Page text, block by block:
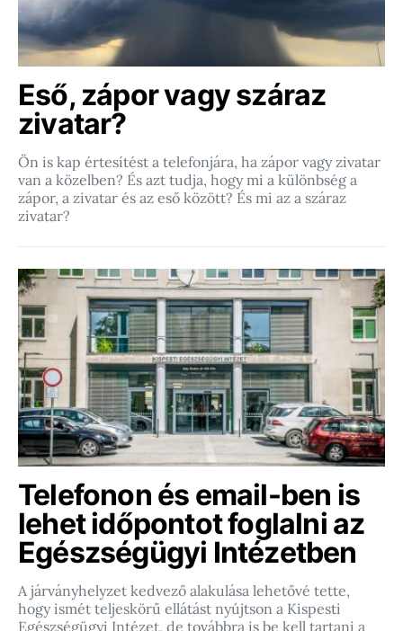
Eső, zápor vagy száraz
zivatar?
Ön is kap értesítést a telefonjára, ha zápor vagy zivatar
van a közelben? És azt tudja, hogy mi a különbség a
zápor, a zivatar és az eső között? És mi az a száraz
zivatar?
Telefonon és email-ben is
lehet időpontot foglalni az
Egészségügyi Intézetben
A járványhelyzet kedvező alakulása lehetővé tette,
hogy ismét teljeskörű ellátást nyújtson a Kispesti
Egészségügyi Intézet, de továbbra is be kell tartani a